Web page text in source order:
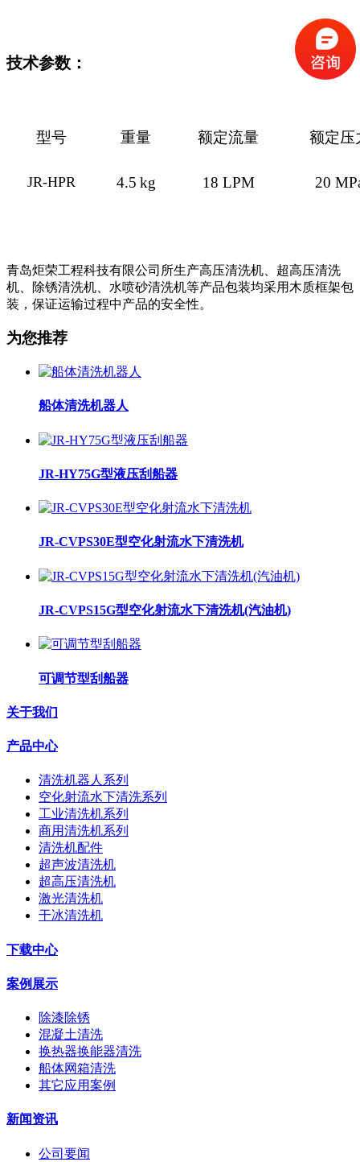
技术参数：
型号 重量 额定流量 额定压
JR-HPR 4.5 kg 18 LPM 20
青岛炬荣工程科技有限公司所生产高压清洗机、超高压清洗
机、除锈清洗机、水喷砂清洗机等产品包装均采用木质框架包
装，保证运输过程中产品的安全性。
为您推荐
船体清洗机器人
JR-HY75G型液压刮船器
JR-CVPS30E型空化射流水下清洗机
JR-CVPS15G型空化射流水下清洗机(汽油机)
可调节型刮船器
关于我们
产品中心
清洗机器人系列
空化射流水下清洗系列
工业清洗机系列
商用清洗机系列
清洗机配件
超声波清洗机
超高压清洗机
激光清洗机
干冰清洗机
下载中心
案例展示
除漆除锈
混凝土清洗
换热器换能器清洗
船体网箱清洗
其它应用案例
新闻资讯
公司要闻